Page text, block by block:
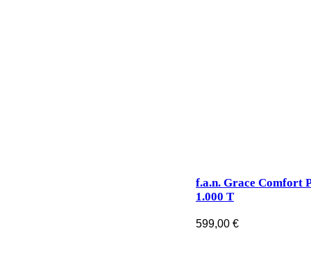
f.a.n. Grace Comfort
1.000 T
599,00 €